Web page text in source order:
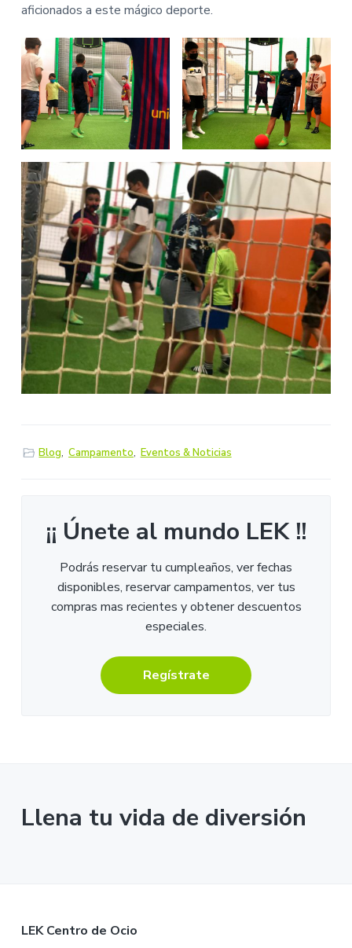
aficionados a este mágico deporte.
Blog, Campamento, Eventos & Noticias
¡¡ Únete al mundo LEK !!
Podrás reservar tu cumpleaños, ver fechas
disponibles, reservar campamentos, ver tus
compras mas recientes y obtener descuentos
especiales.
Regístrate
Llena tu vida de diversión
LEK Centro de Ocio